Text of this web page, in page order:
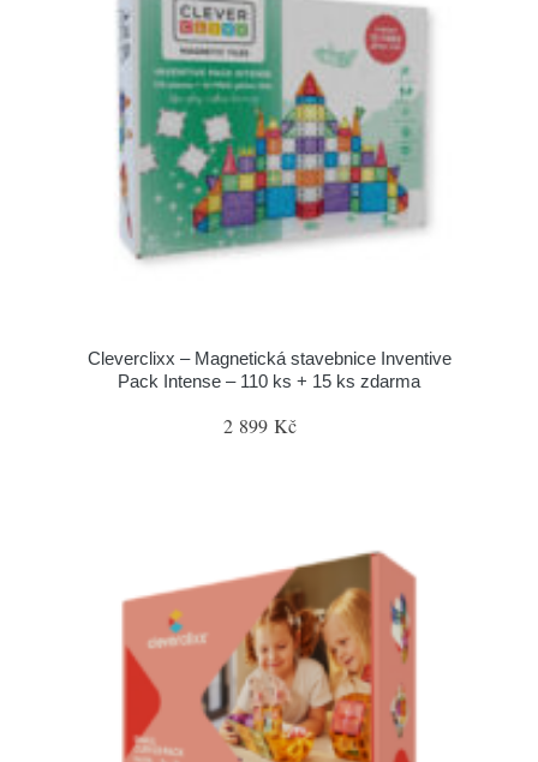
Cleverclixx – Magnetická stavebnice Inventive
Pack Intense – 110 ks + 15 ks zdarma
2 899 Kč